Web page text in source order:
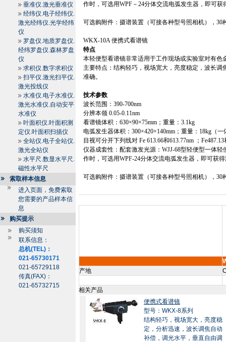
垂准仪.激光垂准仪
经纬仪.电子经纬仪.
激光经纬仪.光学经纬
仪
罗盘仪.地质罗盘仪.
经纬罗盘仪.森林罗盘
仪
求积仪.数字求积仪
扫平仪.激光扫平仪.
激光投线仪
水准仪.电子水准仪.
激光水准仪.自动安平
水准仪
叶面积仪.叶面积测
定仪.叶面积扫描仪
全站仪.电子全站仪.
激光全站仪
水平尺.数显水平尺.
磁性水平尺
索取样本信息
进入页面，免费索取
您需要的产品样本信
息
购买提示
购买须知
联系信息：
总机(TEL)：
021-65730171
021-65729118
传真(FAX)：
021-65732715
作时，可选用WPF －24分体交流电弧发生器，即可获
可选购附件：摄谱装置（可接各种型号照相机），30
WKX-10A 便携式看谱镜
特点
本轻便型看谱镜非常适用于工作现场或实验室对有
主要特点：结构轻巧，视场宽大，亮度稳定，波长
准确。
技术参数
波长范围：390-700nm
分辨本领 0.05-0.11nm
看谱镜体积：630×90×75mm ；重量：3.1kg
电弧发生器体积：300×420×140mm ；重量： 18kg （
目视可分开下列线对 Fe 613.66和613.77nm ；Fe487.13
仪器成套性：配套激发光源：WJJ-68型轻便型一体轻
作时，可选用WPF-24分体交流电弧发生器，即可获
可选购附件：摄谱装置（可接各种型号照相机），30
产地
相关产品
便携式看谱镜
型号：WKX-8系列
结构轻巧，视场宽大，亮度稳
定，分析迅速，波长调焦自动
补偿，调光水平，垂直自由调